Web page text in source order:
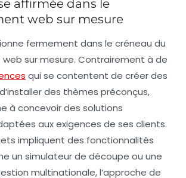
affirmée dans le
web sur mesure
fermement dans le créneau du
sur mesure. Contrairement à de
qui se contentent de créer des
des thèmes préconçus,
à concevoir des solutions
aux exigences de ses clients.
impliquent des fonctionnalités
un simulateur de découpe ou une
multinationale, l’approche de